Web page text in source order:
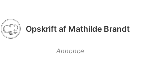
Opskrift af Mathilde Brandt
Annonce